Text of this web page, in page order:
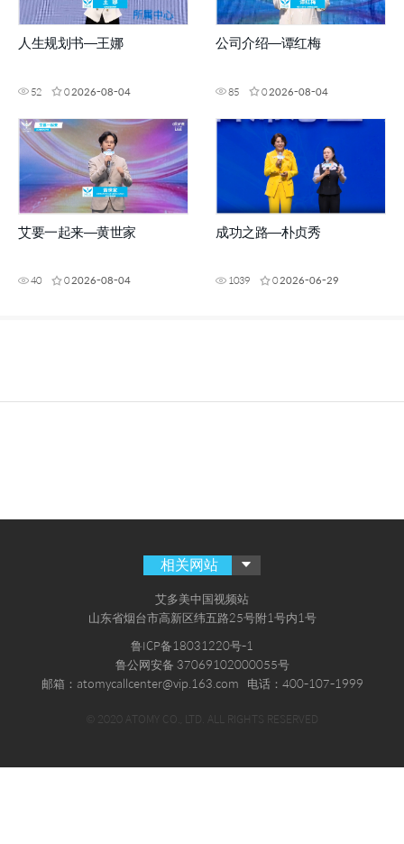
人生规划书—王娜
52 02026-08-04
公司介绍—谭红梅
85 02026-08-04
艾要一起来—黄世家
40 02026-08-04
成功之路—朴贞秀
1039 02026-06-29
相关网站
艾多美中国视频站
山东省烟台市高新区纬五路25号附1号内1号
鲁ICP备18031220号-1
鲁公网安备 37069102000055号
邮箱：atomycallcenter@vip.163.com 电话：400-107-1999
© 2020 ATOMY CO., LTD. ALL RIGHTS RESERVED